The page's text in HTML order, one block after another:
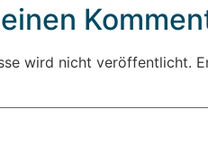
wird nicht veröffentlicht.